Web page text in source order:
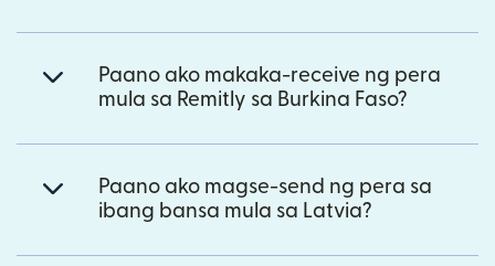
Paano ako makaka-receive ng pera
mula sa Remitly sa Burkina Faso?
Paano ako magse-send ng pera sa
ibang bansa mula sa Latvia?